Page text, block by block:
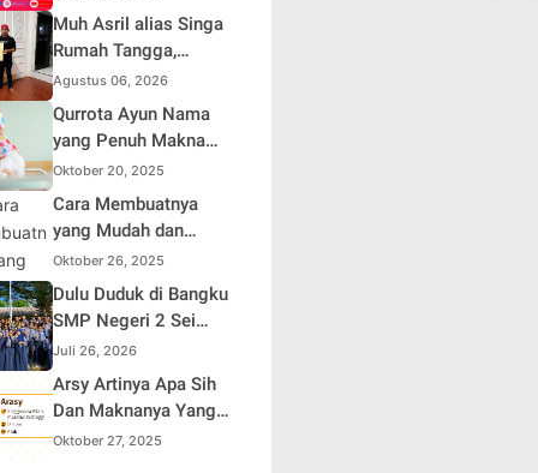
Islam
Muh Asril alias Singa
Rumah Tangga,
Kreator Kocak yang
Jago Bikin Kisah
Suami Takut Istri Jadi
Hiburan
Agustus 06, 2026
Qurrota Ayun Nama
yang Penuh Makna
dalam Kehidupan
Muslim Indonesia
Oktober 20, 2025
Cara Membuatnya
yang Mudah dan
Efisien untuk Pemula
Oktober 26, 2025
Dulu Duduk di Bangku
SMP Negeri 2 Sei
Rampah, Kini Penulis
Mulai Aja Dulu Ilham
Febryan Kembali
sebagai Pemateri
untuk Menginspirasi
Juli 26, 2026
Arsy Artinya Apa Sih
Dan Maknanya Yang
Mendalam
Oktober 27, 2025